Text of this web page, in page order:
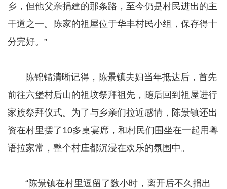
乡，但他父亲捐建的那条路，至今仍是村民进出的主
干道之一。陈家的祖屋位于华丰村民小组，保存得十
分完好。”
​​​​​​​ 陈锦锚清晰记得，陈景镇夫妇当年抵达后，首先
前往六堡村后山的祖坟祭拜祖先，随后回到祖屋进行
家族祭拜仪式。为了与乡亲们拉近感情，陈景镇还出
资在村里摆了10多桌宴席，和村民们围坐在一起用粤
语拉家常，整个村庄都沉浸在欢乐的氛围中。
​​​​​​​ “陈景镇在村里逗留了数小时，离开后不久捐出